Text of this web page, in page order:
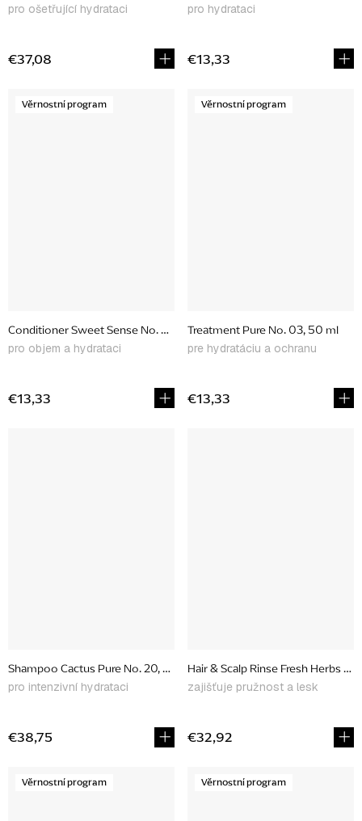
pro ošetřující hydrataci
€37,08
pro hydrataci
€13,33
Věrnostní program
Conditioner Sweet Sense No. 05, 50 ml
pro objem a hydrataci
€13,33
Věrnostní program
Treatment Pure No. 03, 50 ml
pre hydratáciu a ochranu
€13,33
Shampoo Cactus Pure No. 20, 250 ml
pro intenzivní hydrataci
€38,75
Hair & Scalp Rinse Fresh Herbs
zajišťuje pružnost a lesk
€32,92
Věrnostní program Věrnostní program